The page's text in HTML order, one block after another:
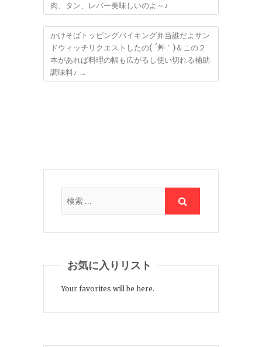
肉、タン、レバー美味しいのよ～♪
かけそばトッピングバイキング弁当誰だよサン
ドウィッチリクエストしたの( ´艸｀)＆この２
本があれば料理の幅も広がるし使い切れる補助
調味料♪ →
お気に入りリスト
Your favorites will be here.